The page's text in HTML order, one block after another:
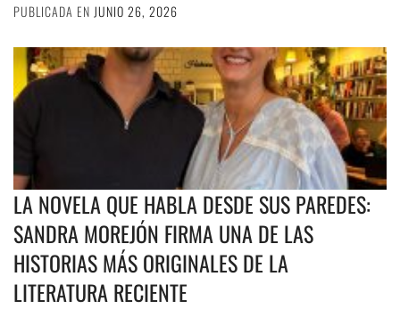
PUBLICADA EN JUNIO 26, 2026
LA NOVELA QUE HABLA DESDE SUS PAREDES:
SANDRA MOREJÓN FIRMA UNA DE LAS
HISTORIAS MÁS ORIGINALES DE LA
LITERATURA RECIENTE